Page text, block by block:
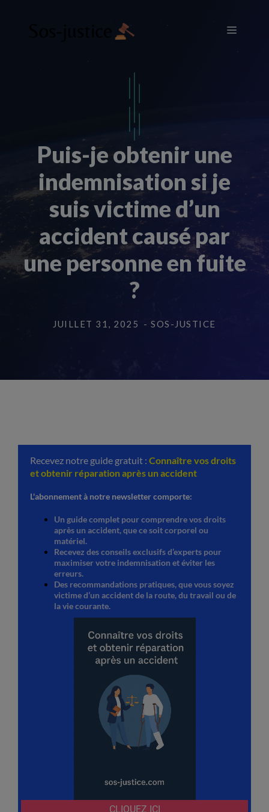
Menu
Puis-je obtenir une
indemnisation si je
suis victime d’un
accident causé par
une personne en fuite
?
JUILLET 31, 2025 - SOS-JUSTICE